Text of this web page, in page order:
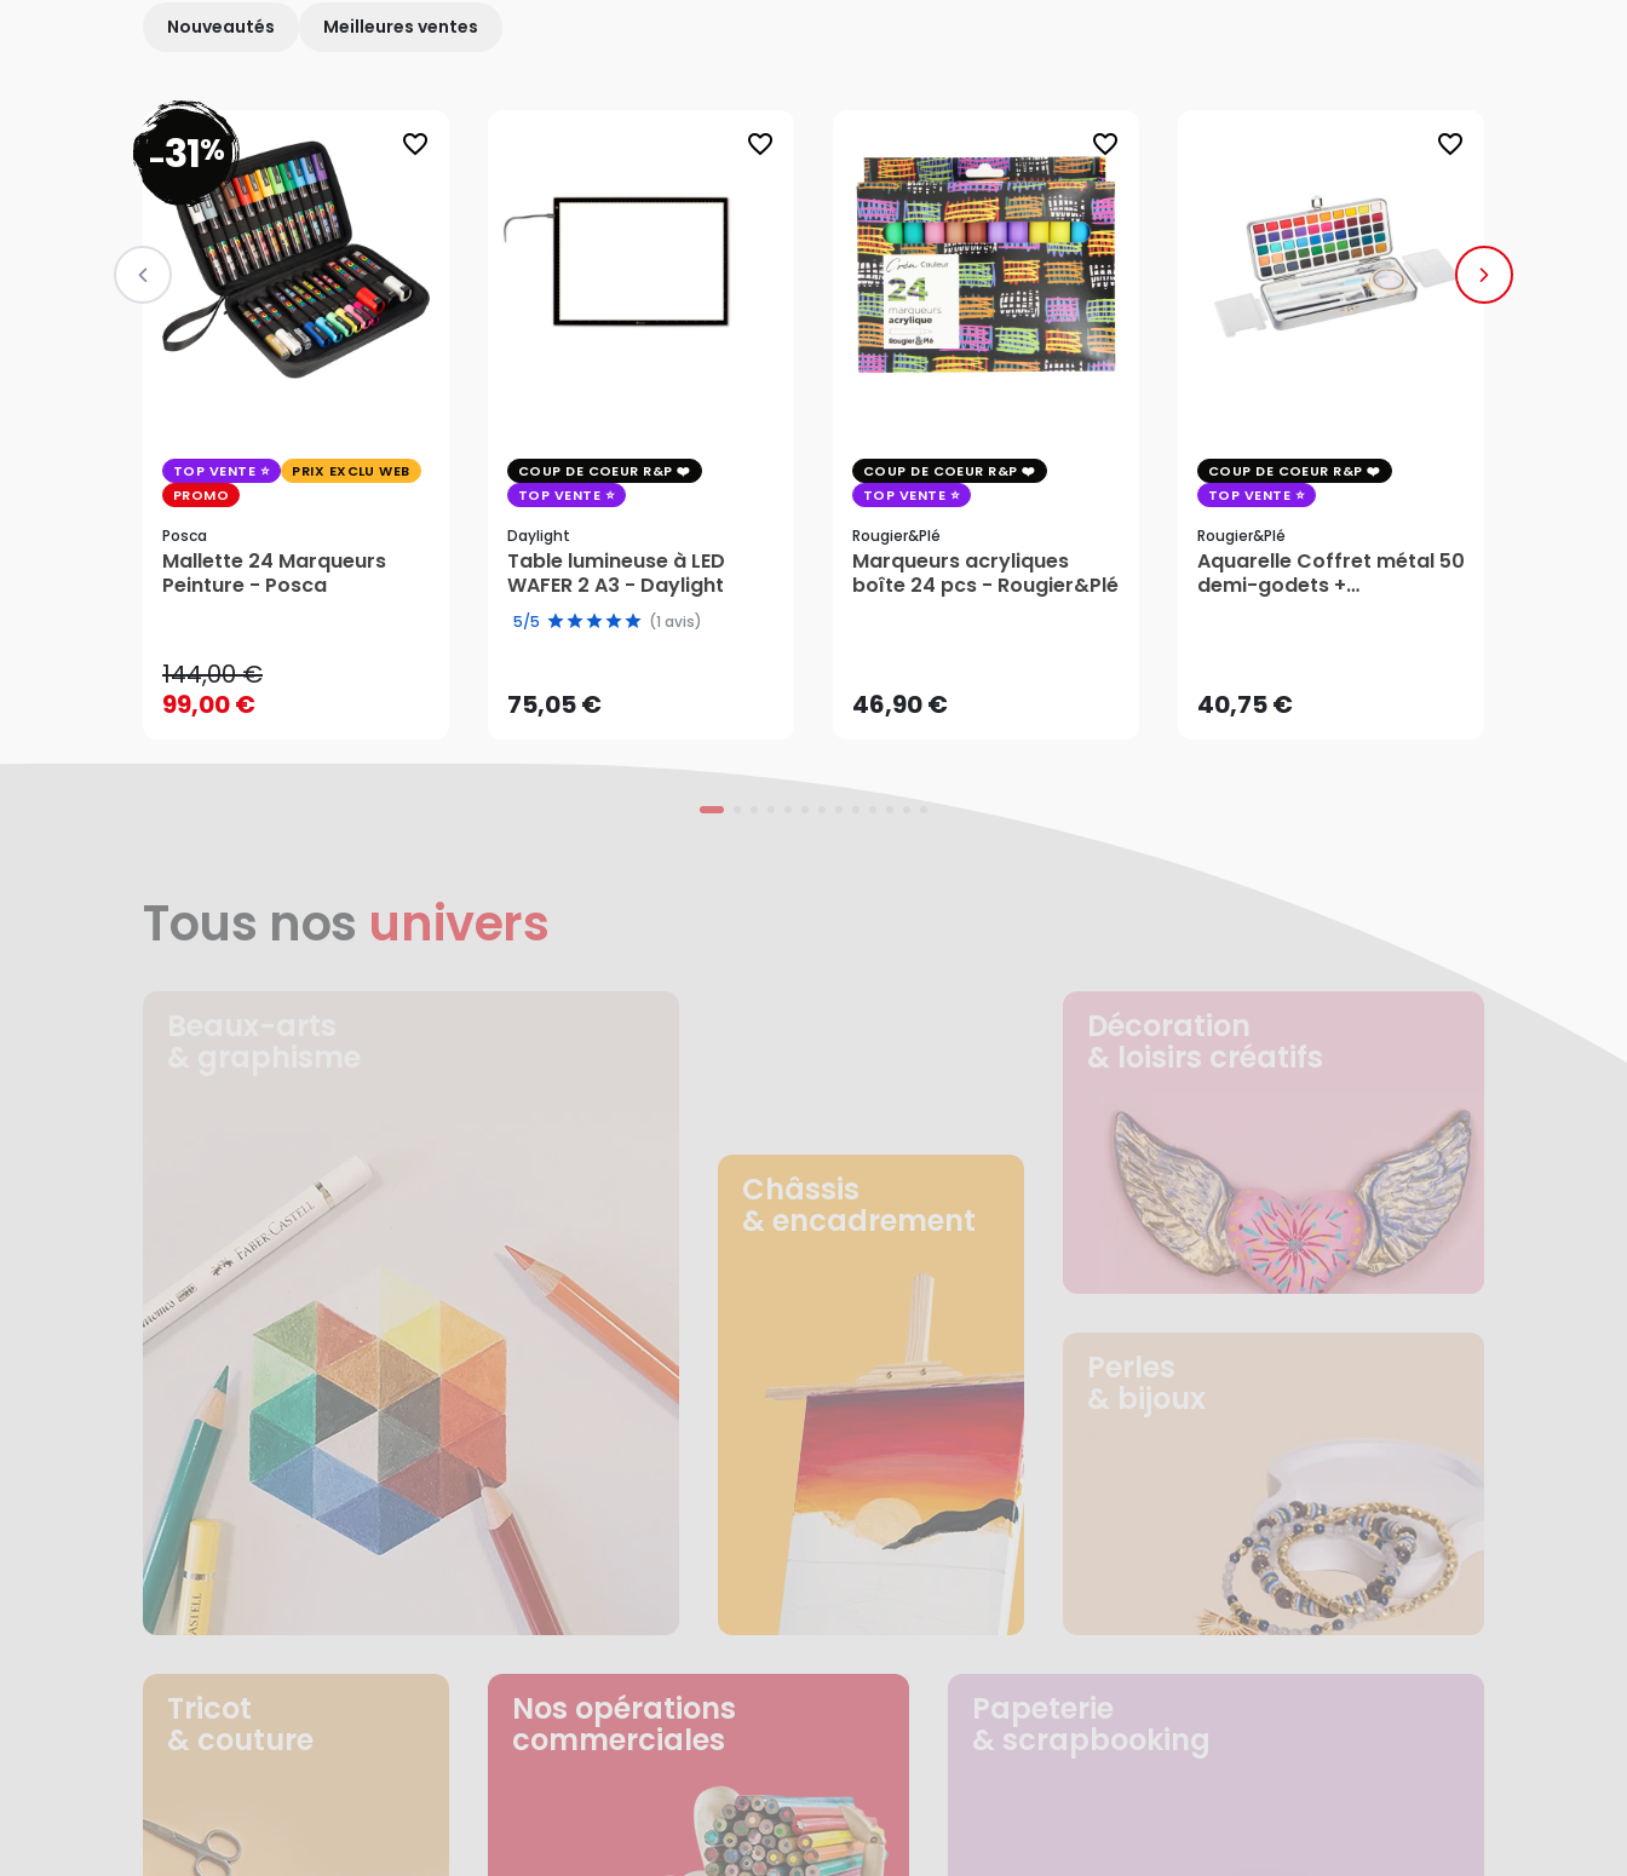
Nouveautés Meilleures ventes
favorite_border
-31%
TOP VENTE
PRIX EXCLU WEB
PROMO
Posca
Mallette 24 Marqueurs
Peinture - Posca
144,00 €
99,00 €
144,00 €
AJOUTER AU PANIER
favorite_border
COUP DE COEUR R&P
TOP VENTE
Daylight
Table lumineuse à LED
WAFER 2 A3 - Daylight
5/5 (1 avis)
75,05 €
75,05 €
AJOUTER AU PANIER
favorite_border
COUP DE COEUR R&P
TOP VENTE
Rougier&plé
Marqueurs acryliques
boîte 24 pcs - Rougier&Plé
46,90 €AJOUTER AU PANIER
favorite_border
COUP DE COEUR R&P
TOP VENTE
Rougier&plé
Aquarelle Coffret métal 50
demi-godets +
40,75 €AJOUTER AU PANIER
Tous nos univers
Châssis
& encadrement
Décoration
& loisirs créatifs
Perles
& bijoux
Tricot
& couture
Nos opérations
commerciales
Papeterie
& scrapbooking